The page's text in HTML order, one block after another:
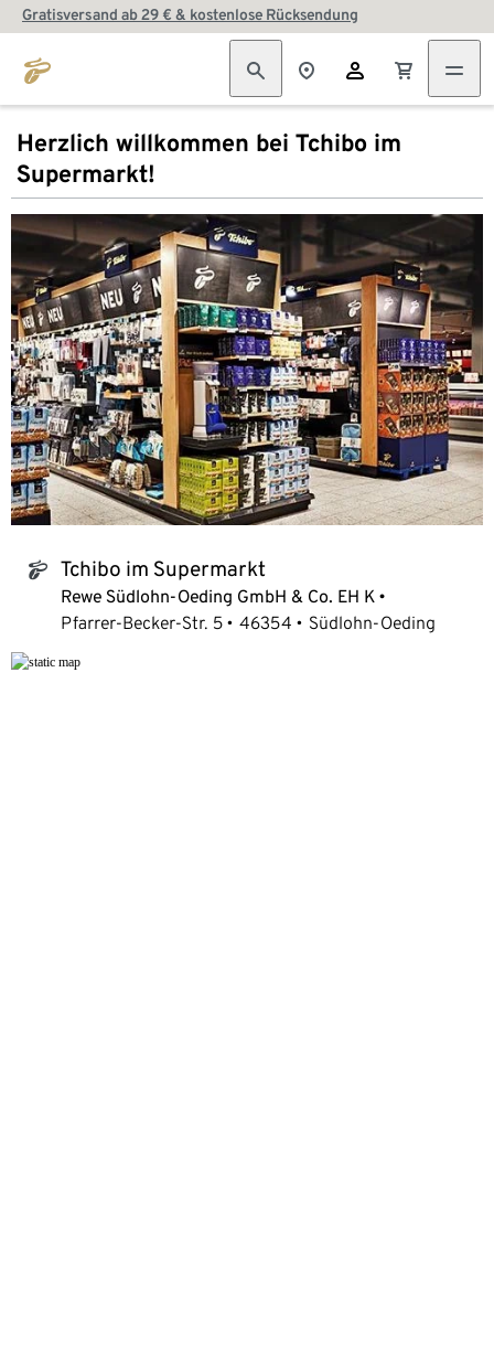
Gratisversand ab 29 € & kostenlose Rücksendung
Herzlich willkommen bei Tchibo im
Supermarkt!
tchibo_logo Tchibo im Supermarkt
Rewe Südlohn-Oeding GmbH & Co. EH K
Pfarrer-Becker-Str. 5
46354 Südlohn-Oeding